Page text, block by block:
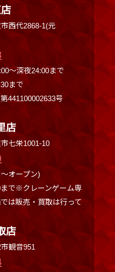
西代2868-1(元
〜深夜24:00まで
まで
441100002633号
店
七栄1001-10
オープン)
で※クレーンゲーム専
は販売・買取は行って
店
観音951